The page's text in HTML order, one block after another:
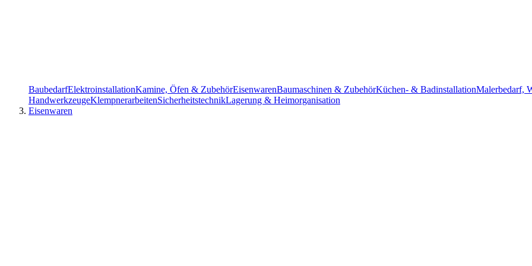
BaubedarfElektroinstallationKamine, Öfen & ZubehörEisenwarenBaumaschinen & ZubehörKüchen- & BadinstallationMalerbedarf,
HandwerkzeugeKlempnerarbeitenSicherheitstechnikLagerung & Heimorganisation
Eisenwaren